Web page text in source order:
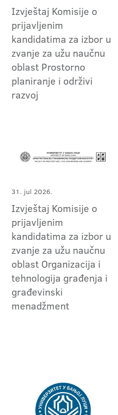
Izvještaj Komisije o
prijavljenim
kandidatima za izbor u
zvanje za užu naučnu
oblast Prostorno
planiranje i održivi
razvoj
31. jul 2026.
Izvještaj Komisije o
prijavljenim
kandidatima za izbor u
zvanje za užu naučnu
oblast Organizacija i
tehnologija građenja i
građevinski
menadžment